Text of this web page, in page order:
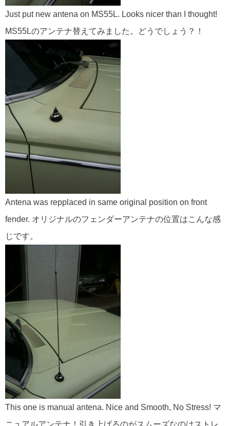
Just put new antena on MS55L. Looks nicer than I thought!
MS55Lのアンテナ替えてみました。どうでしょう？！
Antena was repplaced in same original position on front
fender. オリジナルのフェンダーアンテナの位置はこんな感
じです。
This one is manual antena. Nice and Smooth, No Stress! マ